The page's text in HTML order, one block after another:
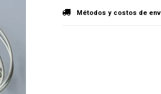
Métodos y costos de